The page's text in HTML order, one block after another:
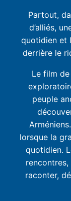
Partout,
d’alliés,
quotidien et
derrière le
Le film
peuple
lorsque la
quotidien.
raconter,